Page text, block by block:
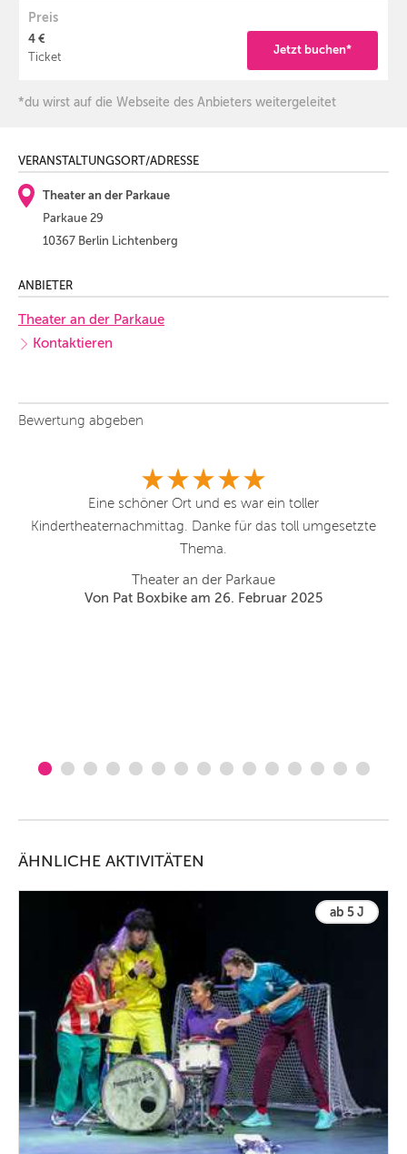
Preis
4 €
Ticket
Jetzt buchen*
*du wirst auf die Webseite des Anbieters weitergeleitet
VERANSTALTUNGSORT/ADRESSE
Theater an der Parkaue
Parkaue 29
10367 Berlin Lichtenberg
ANBIETER
Theater an der Parkaue
Kontaktieren
Bewertung abgeben
Eine schöner Ort und es war ein toller
Kindertheaternachmittag. Danke für das toll umgesetzte
Thema.
Theater an der Parkaue
Von Pat Boxbike am 26. Februar 2025
ÄHNLICHE AKTIVITÄTEN
ab 5 J